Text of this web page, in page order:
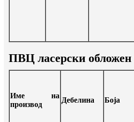
ПВЦ ласерски обложен
Име на
производ
Дебелина Боја